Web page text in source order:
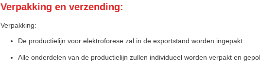
Verpakking en verzending:
Verpakking:
De productielijn voor elektroforese zal in de exportstand worden ingepakt.
Alle onderdelen van de productielijn zullen individueel worden verpakt en